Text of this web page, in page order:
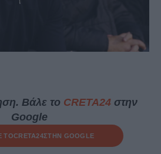
Βάλε το CRETA24στην
Google
ΤΟCRETA24ΣΤΗΝ GOOGLE